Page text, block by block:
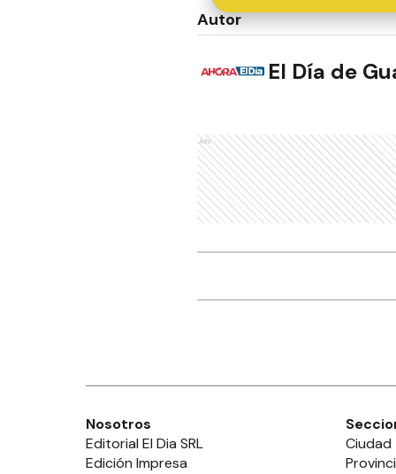
Autor
El Día de
Ads
Nosotros
Editorial El Dia SRL
Edición Impresa
Ciudad